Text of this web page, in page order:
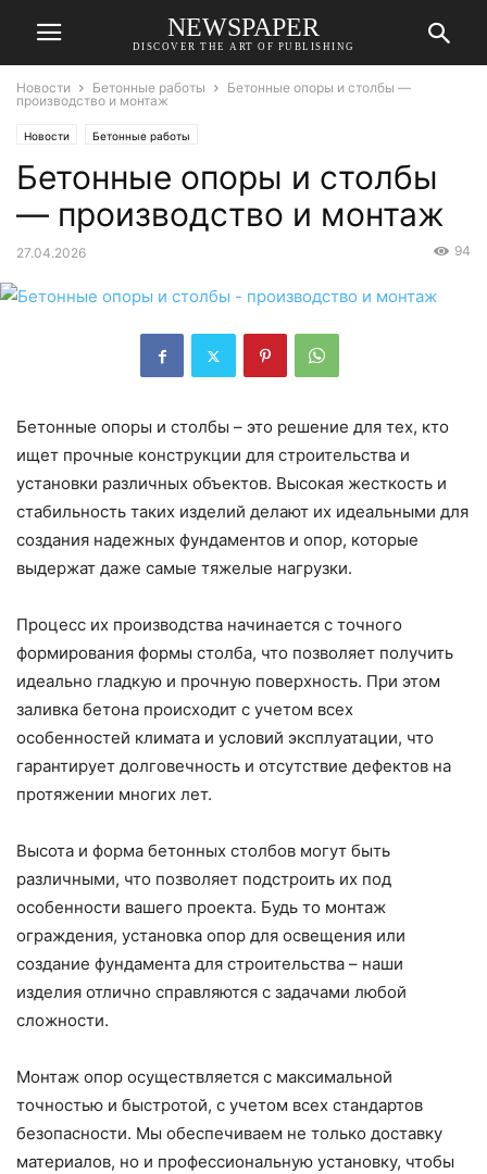
NEWSPAPER
DISCOVER THE ART OF PUBLISHING
Новости Бетонные работы
Бетонные опоры и столбы —
производство и монтаж
Новости Бетонные работы
Бетонные опоры и столбы
— производство и монтаж
27.04.2026 94
Бетонные опоры и столбы – это решение для тех, кто
ищет прочные конструкции для строительства и
установки различных объектов. Высокая жесткость и
стабильность таких изделий делают их идеальными для
создания надежных фундаментов и опор, которые
выдержат даже самые тяжелые нагрузки.
Процесс их производства начинается с точного
формирования формы столба, что позволяет получить
идеально гладкую и прочную поверхность. При этом
заливка бетона происходит с учетом всех
особенностей климата и условий эксплуатации, что
гарантирует долговечность и отсутствие дефектов на
протяжении многих лет.
Высота и форма бетонных столбов могут быть
различными, что позволяет подстроить их под
особенности вашего проекта. Будь то монтаж
ограждения, установка опор для освещения или
создание фундамента для строительства – наши
изделия отлично справляются с задачами любой
сложности.
Монтаж опор осуществляется с максимальной
точностью и быстротой, с учетом всех стандартов
безопасности. Мы обеспечиваем не только доставку
материалов, но и профессиональную установку, чтобы